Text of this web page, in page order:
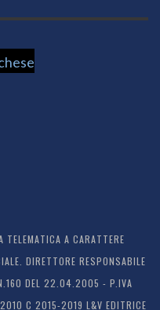
TELEMATICA A CARATTERE
DIRETTORE RESPONSABILE
DEL 22.04.2005 - P.IVA
C 2015-2019 L&V EDITRICE